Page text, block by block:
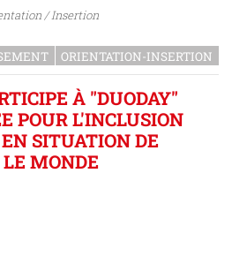
/ Insertion
ORIENTATION-INSERTION
À "DUODAY"
POUR L'INCLUSION
SITUATION DE
MONDE